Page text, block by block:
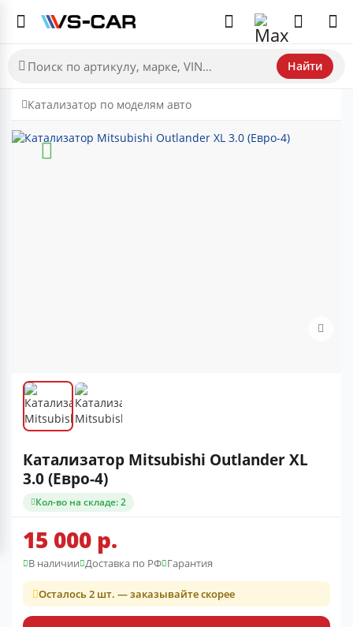
Найти
Катализатор по моделям авто
Катализатор Mitsubishi Outlander XL
3.0 (Евро-4)
Кол-во на складе: 2
15 000 р.
В наличии Доставка по РФ Гарантия
Осталось 2 шт. — заказывайте скорее